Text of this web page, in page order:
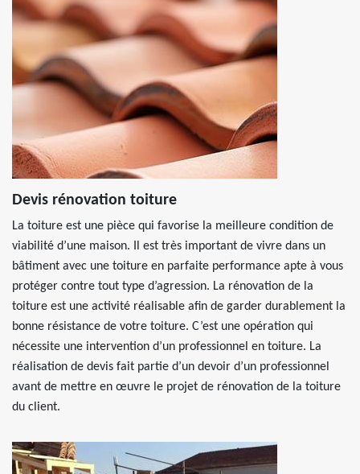
Devis rénovation toiture
La toiture est une pièce qui favorise la meilleure condition de
viabilité d’une maison. Il est très important de vivre dans un
bâtiment avec une toiture en parfaite performance apte à vous
protéger contre tout type d’agression. La rénovation de la
toiture est une activité réalisable afin de garder durablement la
bonne résistance de votre toiture. C’est une opération qui
nécessite une intervention d’un professionnel en toiture. La
réalisation de devis fait partie d’un devoir d’un professionnel
avant de mettre en œuvre le projet de rénovation de la toiture
du client.